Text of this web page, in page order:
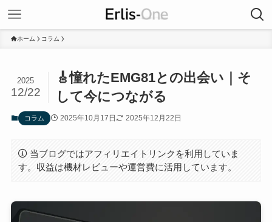
ホーム コラム
🎸憧れたEMG81との出会い｜そ
して今につながる
2025
12/22
コラム 2025年10月17日 2025年12月22日
当ブログではアフィリエイトリンクを利用していま
す。収益は機材レビューや運営費に活用しています。